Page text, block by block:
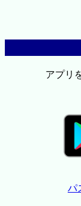
アプリ
パ